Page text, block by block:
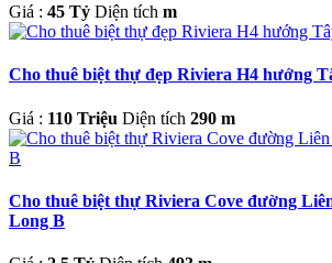
Giá : 45 Tỷ Diện tích m
Cho thuê biệt thự đẹp Riviera H4 hướng
Giá : 110 Triệu Diện tích 290 m
Cho thuê biệt thự Riviera Cove đường
Long B